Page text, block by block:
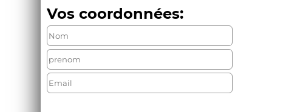
Vos coordonnées: